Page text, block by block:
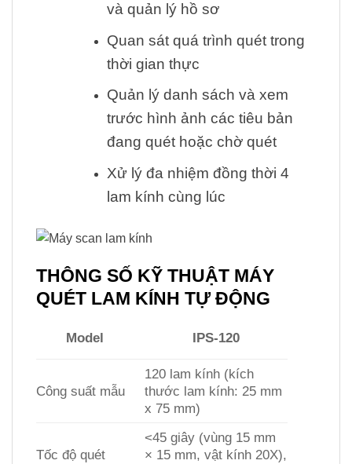
và quản lý hồ sơ
Quan sát quá trình quét trong
thời gian thực
Quản lý danh sách và xem
trước hình ảnh các tiêu bản
đang quét hoặc chờ quét
Xử lý đa nhiệm đồng thời 4
lam kính cùng lúc
THÔNG SỐ KỸ THUẬT MÁY
QUÉT LAM KÍNH TỰ ĐỘNG
Model IPS-120
Công suất mẫu
120 lam kính (kích
thước lam kính: 25 mm
x 75 mm)
Tốc độ quét
<45 giây (vùng 15 mm
× 15 mm, vật kính 20X),